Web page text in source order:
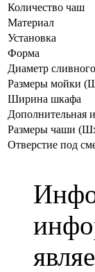
Количество чаш
Материал
Установка
Форма
Диаметр
Размеры мойки
Ширина шкафа
Дополнительная
Размеры чаши
Отверстие под